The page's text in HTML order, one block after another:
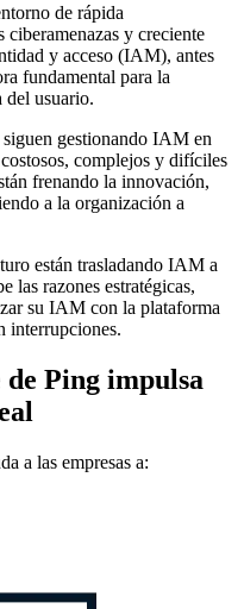
de rápida
y creciente
y acceso (IAM), antes
fundamental para la
del usuario.
gestionando IAM en
complejos y difíciles
frenando la innovación,
a la organización a
están trasladando IAM a
las razones estratégicas,
su IAM con la plataforma
interrupciones.
Ping impulsa
a las empresas a: